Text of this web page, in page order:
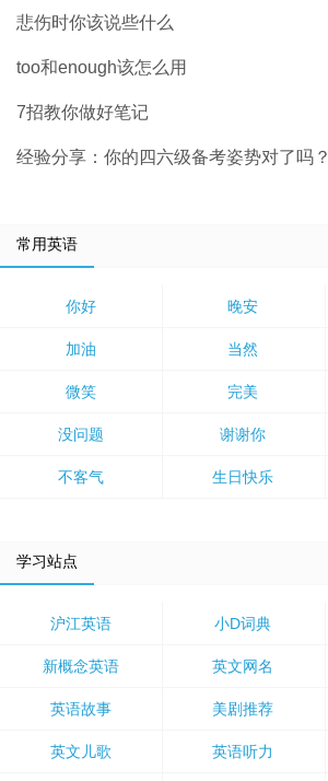
悲伤时你该说些什么
too和enough该怎么用
7招教你做好笔记
经验分享：你的四六级备考姿势对了吗？
常用英语
你好 晚安
加油 当然
微笑 完美
没问题 谢谢你
不客气 生日快乐
学习站点
沪江英语 小D词典
新概念英语 英文网名
英语故事 美剧推荐
英文儿歌 英语听力